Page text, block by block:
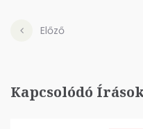
Előző
Kapcsolódó